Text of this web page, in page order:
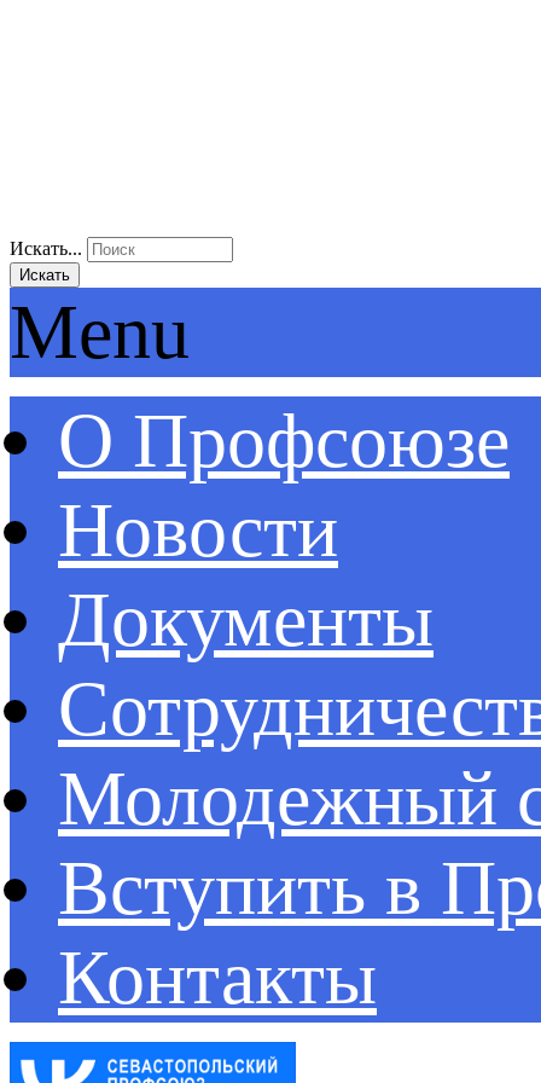
Искать...
Искать
Menu
О Профсоюзе
Новости
Документы
Молодежный
Вступить в
Контакты